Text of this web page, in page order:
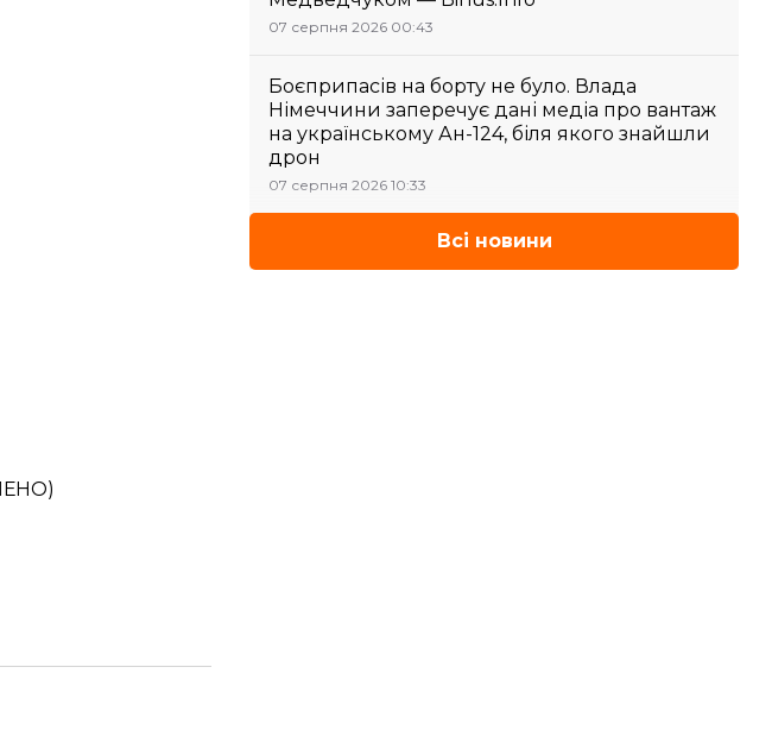
07 серпня 2026 00:43
Боєприпасів на борту не було. Влада
Німеччини заперечує дані медіа про вантаж
на українському Ан-124, біля якого знайшли
дрон
07 серпня 2026 10:33
Всі новини